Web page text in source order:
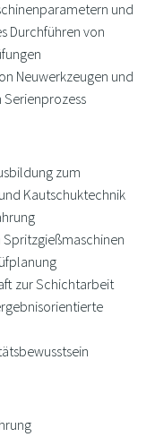
und
Durchführen von
Neuwerkzeugen und
zum
Kautschuktechnik
Spritzgießmaschinen
zur Schichtarbeit